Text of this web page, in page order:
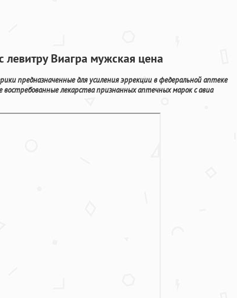
левитру Виагра мужская цена
предназначенные для усиления эррекции в федеральной аптеке
лекарства признанных аптечных марок с авиа